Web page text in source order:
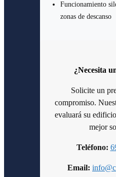
Funcionamiento
zonas de descanso
¿Necesita
Solicite un
compromiso.
evaluará su
mejor
Teléfono:
Email: